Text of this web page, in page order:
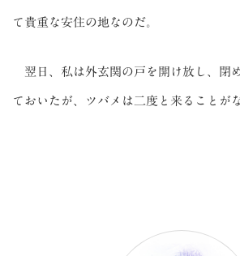
て貴重な安住の地なのだ。
翌日、私は外玄関の戸を開け放し、閉
ておいたが、ツバメは二度と来ることが